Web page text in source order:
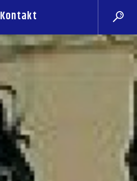
Kontakt